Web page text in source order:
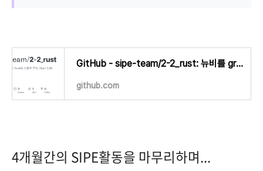
GitHub - sipe-team/2-2_rust: 뉴비를 grep하는 Rust의 신들린 무빙 (Rust 심화)
github.com
4개월간의 SIPE활동을 마무리하며...